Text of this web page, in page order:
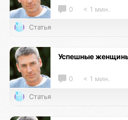
0 < 1 мин.
Статья
Успешные
0 < 1 мин.
Статья